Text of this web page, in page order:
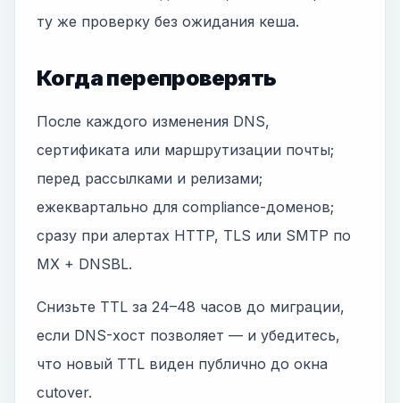
ту же проверку без ожидания кеша.
Когда перепроверять
После каждого изменения DNS,
сертификата или маршрутизации почты;
перед рассылками и релизами;
ежеквартально для compliance-доменов;
сразу при алертах HTTP, TLS или SMTP по
MX + DNSBL.
Снизьте TTL за 24–48 часов до миграции,
если DNS-хост позволяет — и убедитесь,
что новый TTL виден публично до окна
cutover.